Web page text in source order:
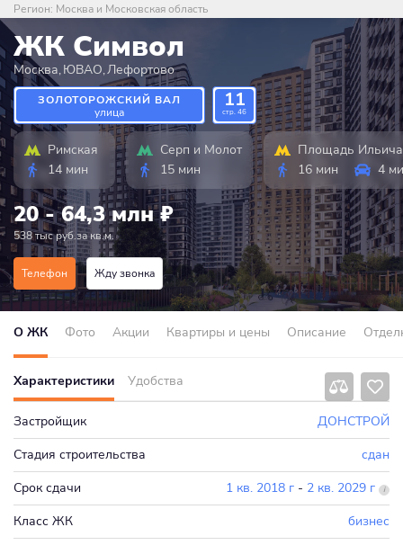
Регион: Москва и Московская область
ЖК Символ
Москва,ЮВАО,Лефортово
ЗОЛОТОРОЖСКИЙ ВАЛ
улица
11
стр. 46
Римская
14 мин
Серп и Молот
15 мин
Площадь Ильича
16 мин
4
20 - 64,3 млн₽
538 тыс руб.за кв.м.
Телефон Жду звонка
О ЖК Фото Акции Квартиры и цены Описание
Характеристики Удобства
Застройщик
ДОНСТРОЙ
Стадия строительства
сдан
Срок сдачи
1 кв. 2018 г - 2 кв. 2029 г
Класс ЖК
бизнес